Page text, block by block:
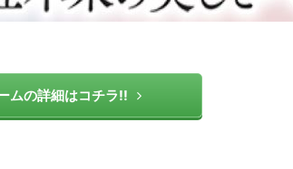
ムの詳細はコチラ!!